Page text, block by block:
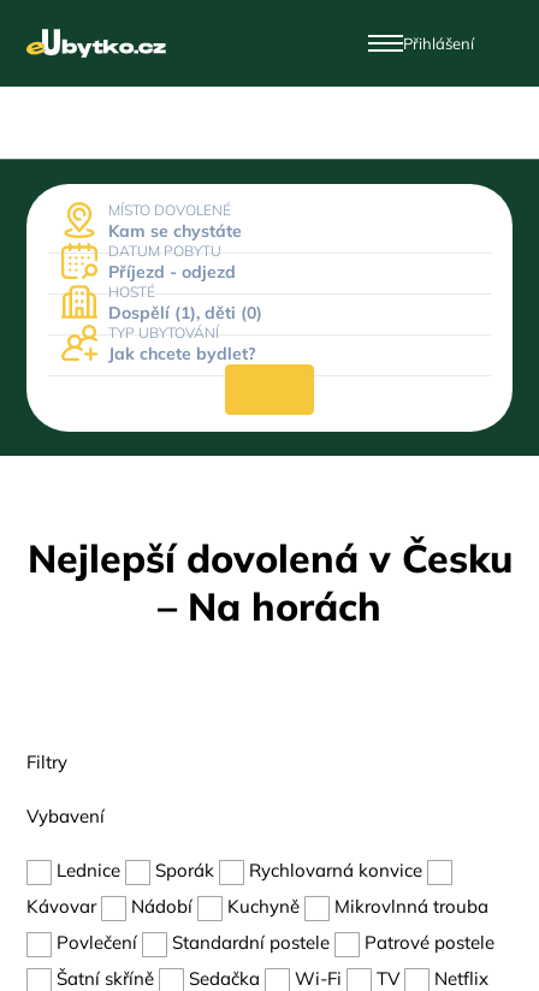
Přihlášení
MÍSTO DOVOLENÉ
Kam se chystáte
DATUM POBYTU
Příjezd - odjezd
HOSTÉ
Dospělí (1), děti (0)
TYP UBYTOVÁNÍ
Jak chcete bydlet?
Nejlepší dovolená v Česku
– Na horách
Filtry
Vybavení
Lednice Sporák
Rychlovarná konvice
Kávovar
Nádobí Kuchyně
Mikrovlnná trouba
Povlečení
Standardní postele
Patrové postele
Šatní skříně
Sedačka Wi-Fi TV
Netflix